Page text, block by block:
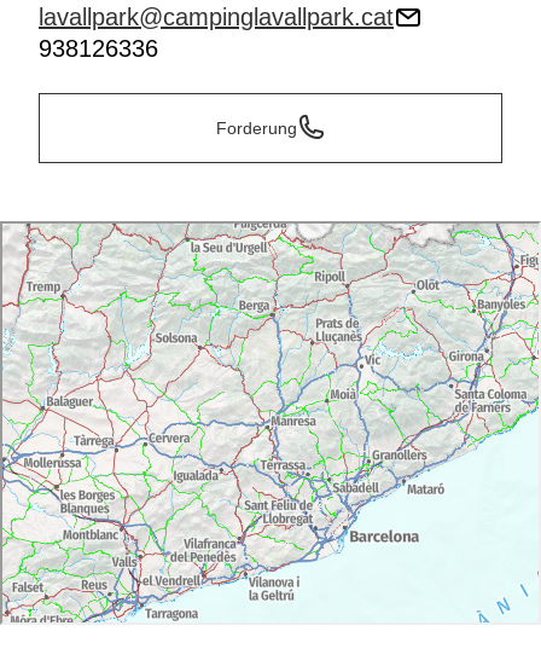
lavallpark@campinglavallpark.cat
938126336
Forderung